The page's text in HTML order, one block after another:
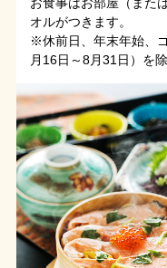
お食事はお部屋（また
オルがつきます。
※休前日、年末年始、
月16日～8月31日）を除